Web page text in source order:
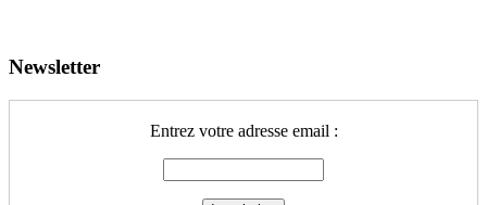
Newsletter
Entrez votre adresse email :